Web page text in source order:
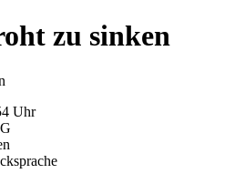
zu sinken
Uhr